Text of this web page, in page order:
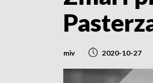
miv 2020-10-27